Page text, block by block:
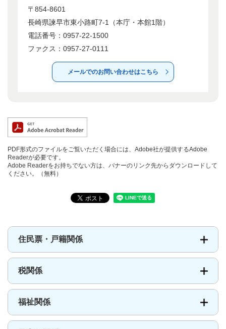
〒854-8601
長崎県諫早市東小路町7-1（本庁・本館1階）
電話番号：0957-22-1500
ファクス：0957-27-0111
メールでのお問い合わせはこちら
PDF形式のファイルをご覧いただく場合には、Adobe社が提供するAdobe
Readerが必要です。
Adobe Readerをお持ちでない方は、バナーのリンク先からダウンロードして
ください。（無料）
住民票・戸籍関係
税関係
福祉関係